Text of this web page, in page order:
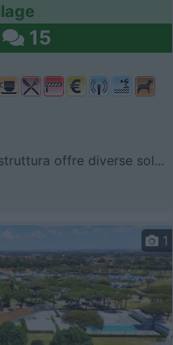
15
offre diverse sol...
1